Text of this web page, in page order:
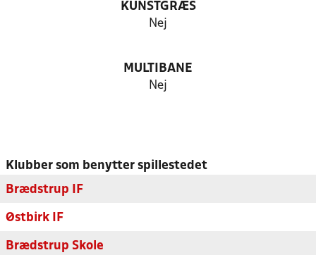
KUNSTGRÆS
Nej
MULTIBANE
Nej
Klubber som benytter spillestedet
Brædstrup IF
Østbirk IF
Brædstrup Skole